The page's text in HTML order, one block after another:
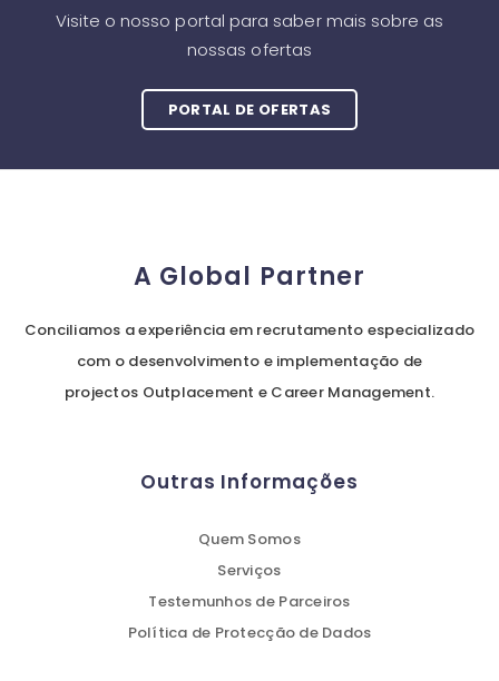
Visite o nosso portal para saber mais sobre as
nossas ofertas
PORTAL DE OFERTAS
A Global Partner
Conciliamos a experiência em recrutamento especializado
com o desenvolvimento e implementação de
projectos Outplacement e Career Management.
Outras Informações
Quem Somos
Serviços
Testemunhos de Parceiros
Política de Protecção de Dados